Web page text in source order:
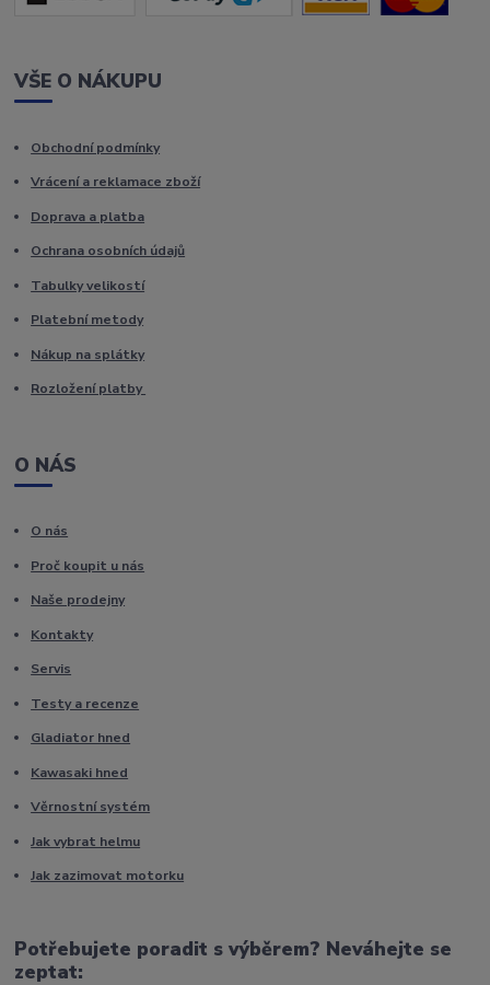
VŠE O NÁKUPU
Obchodní podmínky
Vrácení a reklamace zboží
Doprava a platba
Ochrana osobních údajů
Tabulky velikostí
Platební metody
Nákup na splátky
Rozložení platby
O NÁS
O nás
Proč koupit u nás
Naše prodejny
Kontakty
Servis
Testy a recenze
Gladiator hned
Kawasaki hned
Věrnostní systém
Jak vybrat helmu
Jak zazimovat motorku
Potřebujete poradit s výběrem? Neváhejte se
zeptat: